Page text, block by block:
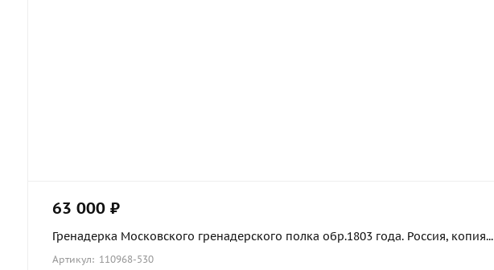
63 000 ₽
Гренадерка Московского гренадерского полка обр.1803 года. Россия, копия...
Артикул: 110968-530